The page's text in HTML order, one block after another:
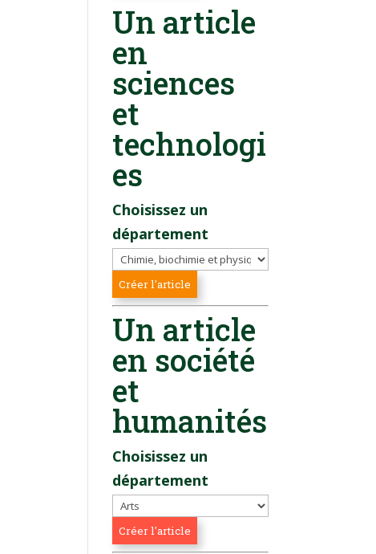
Un article
en
sciences
et
technologi
es
Choisissez un
département
Un article
en société
et
humanités
Choisissez un
département